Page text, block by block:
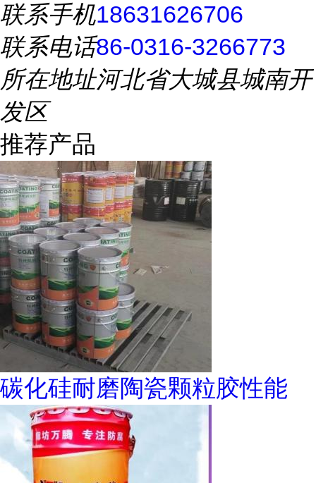
联系手机18631626706
联系电话86-0316-3266773
所在地址河北省大城县城南开
发区
推荐产品
碳化硅耐磨陶瓷颗粒胶性能